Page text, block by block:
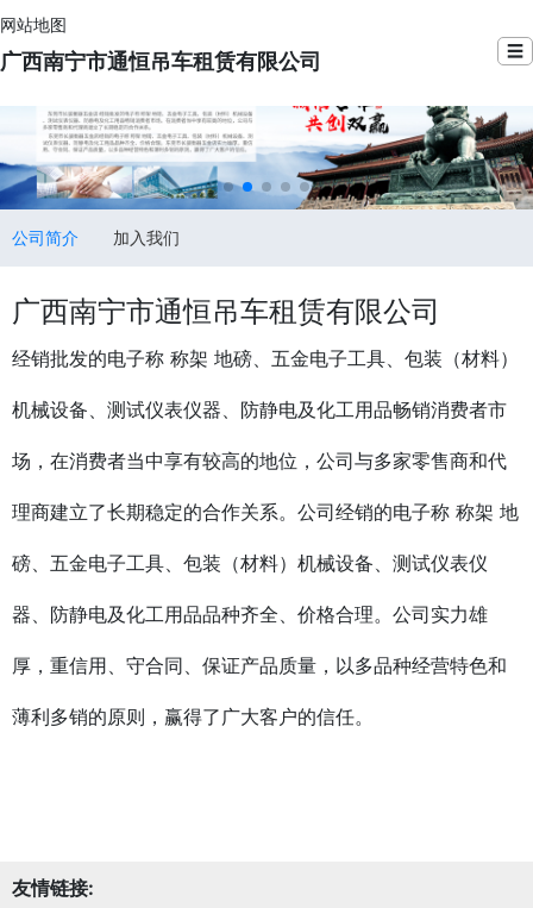
网站地图
广西南宁市通恒吊车租赁有限公司 ☰
公司简介 加入我们
广西南宁市通恒吊车租赁有限公司
经销批发的电子称 称架 地磅、五金电子工具、包装（材料）
机械设备、测试仪表仪器、防静电及化工用品畅销消费者市
场，在消费者当中享有较高的地位，公司与多家零售商和代
理商建立了长期稳定的合作关系。公司经销的电子称 称架 地
磅、五金电子工具、包装（材料）机械设备、测试仪表仪
器、防静电及化工用品品种齐全、价格合理。公司实力雄
厚，重信用、守合同、保证产品质量，以多品种经营特色和
薄利多销的原则，赢得了广大客户的信任。
友情链接: